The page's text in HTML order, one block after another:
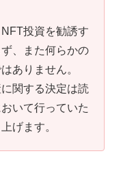
投資を勧誘す
、また何らかの
ありません。
関する決定は読
いて行っていた
げます。